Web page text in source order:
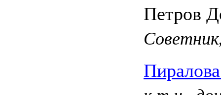
Петров